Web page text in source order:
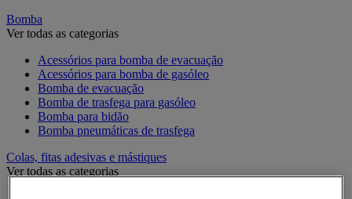
Bomba
Ver todas as categorias
Acessórios para bomba de evacuação
Acessórios para bomba de gasóleo
Bomba de evacuação
Bomba de trasfega para gasóleo
Bomba para bidão
Bomba pneumáticas de trasfega
Colas, fitas adesivas e mástiques
Ver todas as categorias